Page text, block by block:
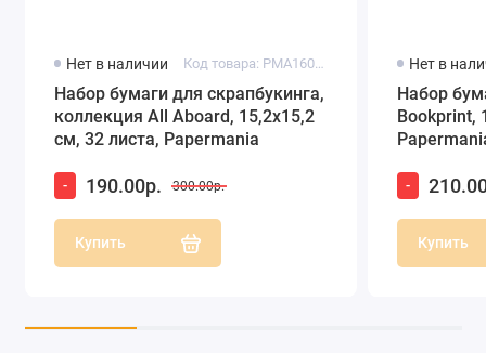
Нет в наличии Код товара: PMA160144
Набор бумаги для скрапбукинга,
коллекция All Aboard, 15,2х15,2
см, 32 листа, Papermania
- 190.00р. 300.00р.
Купить
Нет в
Набор
Bookprint,
-
Купить